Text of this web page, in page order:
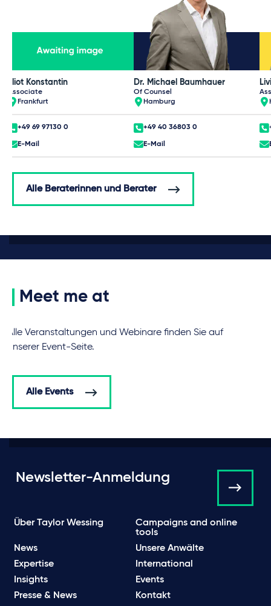
Eliot Konstantin
Associate
Frankfurt
+49 69 97130 0
E-Mail
Dr. Michael Baumhauer
Of Counsel
Hamburg
+49 40 36803 0
E-Mail
Alle Beraterinnen und Berater
Meet me at
Alle Veranstaltungen und Webinare finden Sie auf
unserer Event-Seite.
Alle Events
Newsletter-Anmeldung
Über Taylor Wessing
Campaigns and online
tools
News
Unsere Anwälte
Expertise
International
Insights
Events
Presse & News
Kontakt